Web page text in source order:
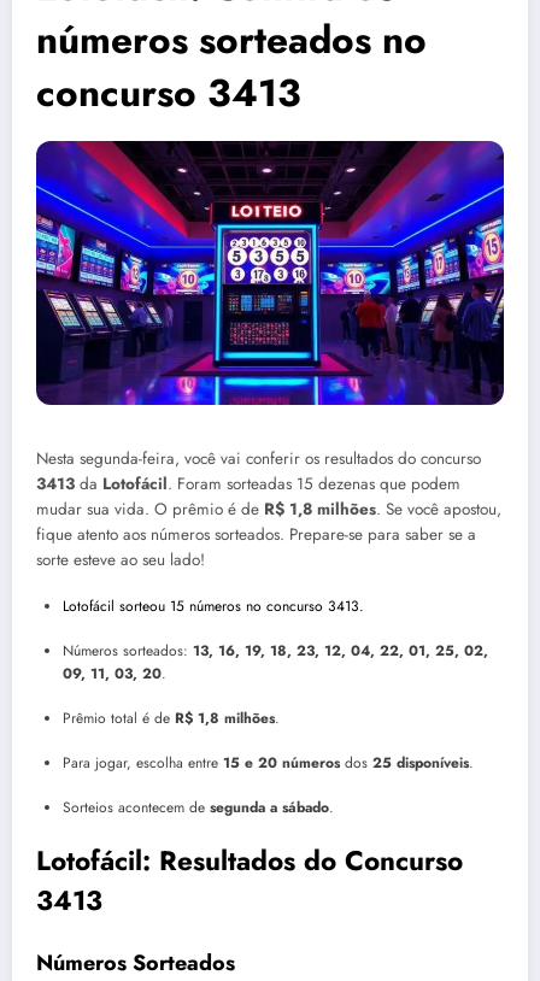
números sorteados no
concurso 3413
Nesta segunda-feira, você vai conferir os resultados do concurso
3413 da Lotofácil. Foram sorteadas 15 dezenas que podem
mudar sua vida. O prêmio é de R$ 1,8 milhões. Se você apostou,
fique atento aos números sorteados. Prepare-se para saber se a
sorte esteve ao seu lado!
Lotofácil sorteou 15 números no concurso 3413.
Números sorteados: 13, 16, 19, 18, 23, 12, 04, 22, 01, 25, 02,
09, 11, 03, 20.
Prêmio total é de R$ 1,8 milhões.
Para jogar, escolha entre 15 e 20 númerosdos 25 disponíveis.
Sorteios acontecem de segunda a sábado.
Lotofácil: Resultados do Concurso
3413
Números Sorteados